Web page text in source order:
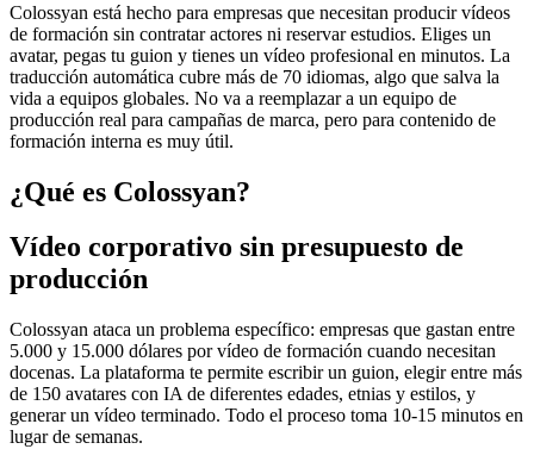
Colossyan está hecho para empresas que necesitan producir vídeos
de formación sin contratar actores ni reservar estudios. Eliges un
avatar, pegas tu guion y tienes un vídeo profesional en minutos. La
traducción automática cubre más de 70 idiomas, algo que salva la
vida a equipos globales. No va a reemplazar a un equipo de
producción real para campañas de marca, pero para contenido de
formación interna es muy útil.
¿Qué es Colossyan?
Vídeo corporativo sin presupuesto de
producción
Colossyan ataca un problema específico: empresas que gastan entre
5.000 y 15.000 dólares por vídeo de formación cuando necesitan
docenas. La plataforma te permite escribir un guion, elegir entre más
de 150 avatares con IA de diferentes edades, etnias y estilos, y
generar un vídeo terminado. Todo el proceso toma 10-15 minutos en
lugar de semanas.